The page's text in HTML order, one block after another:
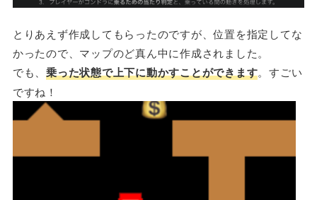
とりあえず作成してもらったのですが、位置を指定してな
かったので、マップのど真ん中に作成されました。
でも、乗った状態で上下に動かすことができます。すごい
ですね！